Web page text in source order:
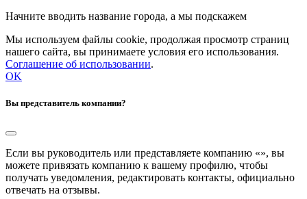
Начните вводить название города, а мы подскажем
Мы используем файлы cookie, продолжая просмотр страниц
нашего сайта, вы принимаете условия его использования.
Соглашение об использовании.
OK
Вы представитель компании?
Если вы руководитель или представляете компанию «», вы
можете привязать компанию к вашему профилю, чтобы
получать уведомления, редактировать контакты, официально
отвечать на отзывы.